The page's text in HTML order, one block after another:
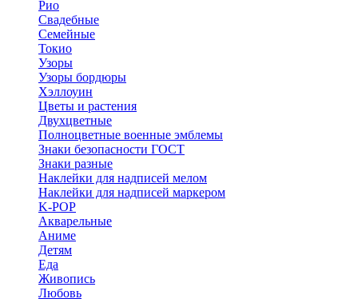
Рио
Свадебные
Семейные
Токио
Узоры
Узоры бордюры
Хэллоуин
Цветы и растения
Двухцветные
Полноцветные военные эмблемы
Знаки безопасности ГОСТ
Знаки разные
Наклейки для надписей мелом
Наклейки для надписей маркером
K-POP
Акварельные
Аниме
Детям
Еда
Живопись
Любовь